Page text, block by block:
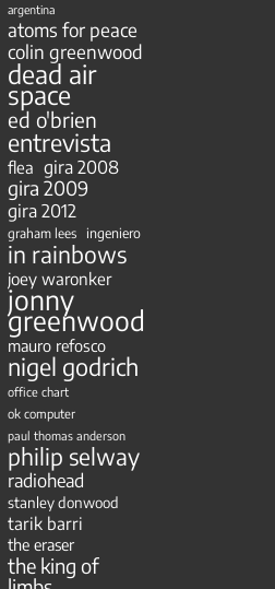
argentina
atoms for peace
colin greenwood
dead air
space
ed o'brien
entrevista
flea gira 2008
gira 2009
gira 2012
graham lees ingeniero
in rainbows
joey waronker
jonny
greenwood
mauro refosco
nigel godrich
office chart
ok computer
paul thomas anderson
philip selway
radiohead
stanley donwood
tarik barri
the eraser
the king of